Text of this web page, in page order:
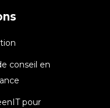
conseil en
pour